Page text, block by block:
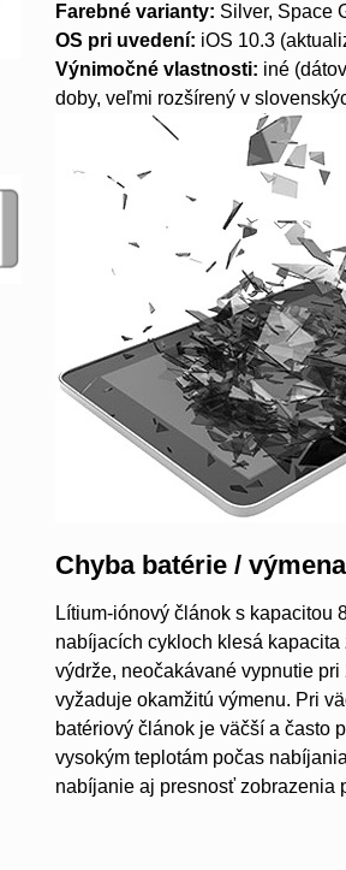
Farebné varianty: Silver, Space
OS pri uvedení: iOS 10.3
Výnimočné vlastnosti: iné
doby, veľmi rozšírený v
Chyba batérie / výmena
Lítium-iónový článok s kapacitou
nabíjacích cykloch klesá
výdrže, neočakávané vypnutie
vyžaduje okamžitú výmenu. Pri
batériový článok je väčší a často
vysokým teplotám počas
nabíjanie aj presnosť zobrazenia